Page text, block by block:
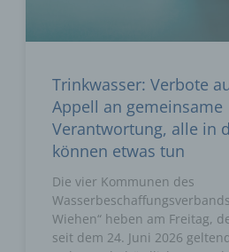
Trinkwasser: Verbote
Appell an gemeinsame
Verantwortung, alle in
können etwas tun
Die vier Kommunen des
Wasserbeschaffungsverbands
Wiehen“ heben am Freitag,
seit dem 24. Juni 2026